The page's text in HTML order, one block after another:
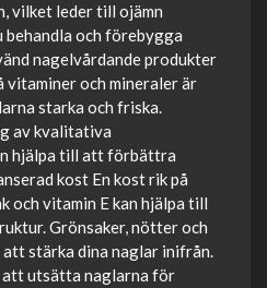
vilket leder till ojämn
och förebygga
nagelvårdande produkter
vitaminer och mineraler är
starka och friska.
av kvalitativa
hjälpa till att förbättra
kost En kost rik på
och vitamin E kan hjälpa till
Grönsaker, nötter och
stärka dina naglar inifrån.
att utsätta naglarna för